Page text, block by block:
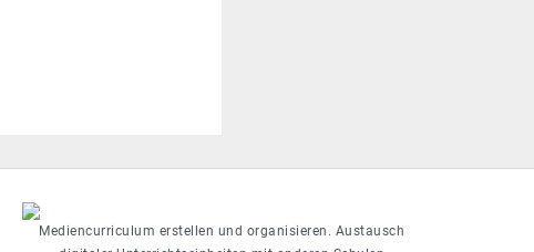
Mediencurriculum erstellen und organisieren. Austausch